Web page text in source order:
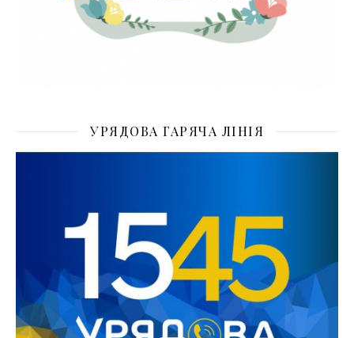
УРЯДОВА ГАРЯЧА ЛІНІЯ